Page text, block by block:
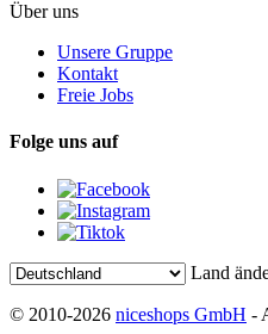
Über uns
Unsere Gruppe
Kontakt
Freie Jobs
Folge uns auf
Land
© 2010-2026 niceshops GmbH -